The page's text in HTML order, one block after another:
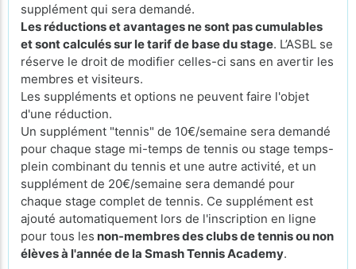
supplément qui sera demandé.
Les réductions et avantages ne sont pas cumulables
et sont calculés sur le tarif de base du stage. L’ASBL se
réserve le droit de modifier celles-ci sans en avertir les
membres et visiteurs.
Les suppléments et options ne peuvent faire l'objet
d'une réduction.
Un supplément "tennis" de 10€/semaine sera demandé
pour chaque stage mi-temps de tennis ou stage temps-
plein combinant du tennis et une autre activité, et un
supplément de 20€/semaine sera demandé pour
chaque stage complet de tennis. Ce supplément est
ajouté automatiquement lors de l'inscription en ligne
pour tous les non-membres des clubs de tennis ou non
élèves à l'année de la Smash Tennis Academy.